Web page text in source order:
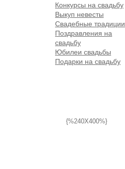
Конкурсы на свадьбу
Выкуп невесты
Свадебные традиции
Поздравления на
свадьбу
Юбилеи свадьбы
Подарки на свадьбу
{%240X400%}